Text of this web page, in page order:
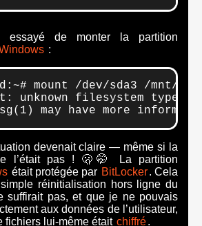
essayé de monter la partition
:
mount /dev/sda3 /mnt/
unknown filesystem type
may have more
devenait claire — même si la
l’était pas ! 🫢🤭 La partition
était protégée par BitLocker. Cela
réinitialisation hors ligne du
suffirait pas, et que je ne pouvais
aux données de l’utilisateur,
fichiers lui-même était chiffré.